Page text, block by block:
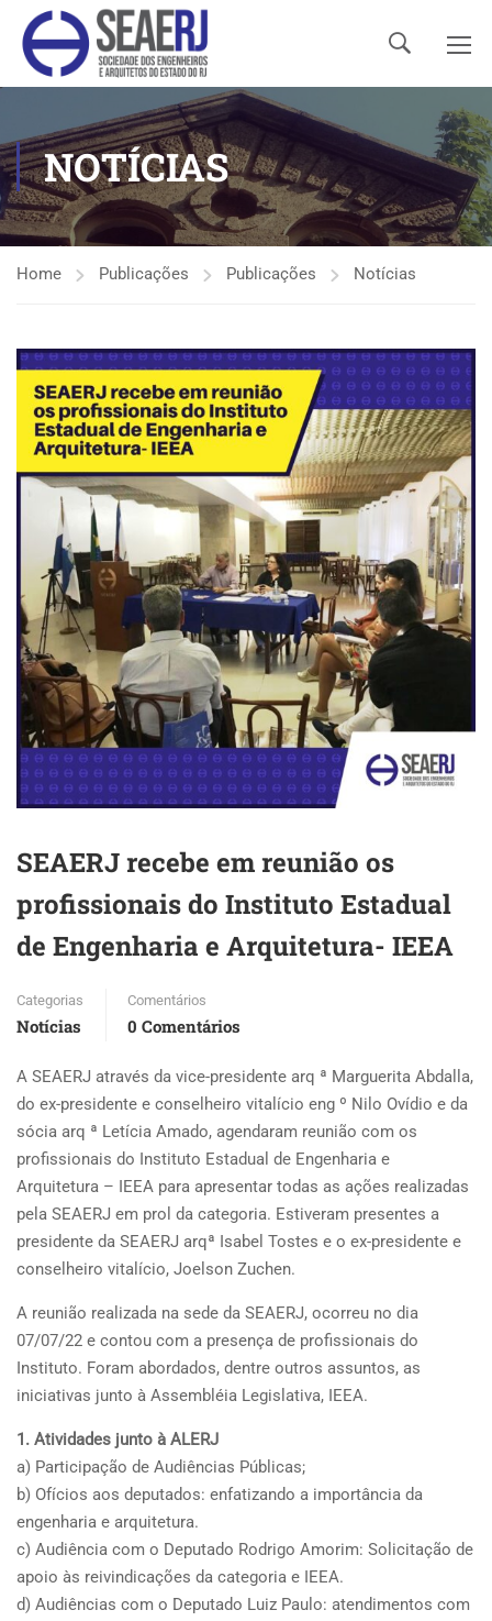
NOTÍCIAS
Home Publicações Publicações Notícias
SEAERJ recebe em reunião os
profissionais do Instituto Estadual
de Engenharia e Arquitetura- IEEA
Categorias
Notícias
Comentários
0 Comentários
A SEAERJ através da vice-presidente arq ª Marguerita Abdalla,
do ex-presidente e conselheiro vitalício eng º Nilo Ovídio e da
sócia arq ª Letícia Amado, agendaram reunião com os
profissionais do Instituto Estadual de Engenharia e
Arquitetura – IEEA para apresentar todas as ações realizadas
pela SEAERJ em prol da categoria. Estiveram presentes a
presidente da SEAERJ arqª Isabel Tostes e o ex-presidente e
conselheiro vitalício, Joelson Zuchen.
A reunião realizada na sede da SEAERJ, ocorreu no dia
07/07/22 e contou com a presença de profissionais do
Instituto. Foram abordados, dentre outros assuntos, as
iniciativas junto à Assembléia Legislativa, IEEA.
1. Atividades junto à ALERJ
a) Participação de Audiências Públicas;
b) Ofícios aos deputados: enfatizando a importância da
engenharia e arquitetura.
c) Audiência com o Deputado Rodrigo Amorim: Solicitação de
apoio às reivindicações da categoria e IEEA.
d) Audiências com o Deputado Luiz Paulo: atendimentos com